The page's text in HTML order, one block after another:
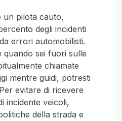
un pilota cauto,
degli incidenti
errori automobilisti.
quando sei fuori sulle
chiamate
mentre guidi, potresti
evitare di ricevere
incidente veicoli,
della strada e